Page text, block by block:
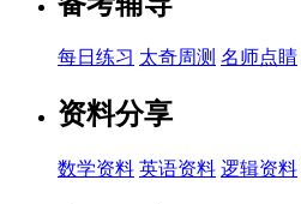
每日练习 太奇周测 名师点睛
资料分享
数学资料 英语资料 逻辑资料